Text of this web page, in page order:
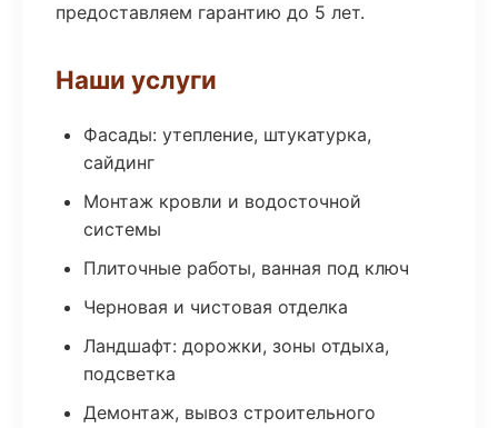
предоставляем гарантию до 5 лет.
Наши услуги
Фасады: утепление, штукатурка,
сайдинг
Монтаж кровли и водосточной
системы
Плиточные работы, ванная под ключ
Черновая и чистовая отделка
Ландшафт: дорожки, зоны отдыха,
подсветка
Демонтаж, вывоз строительного